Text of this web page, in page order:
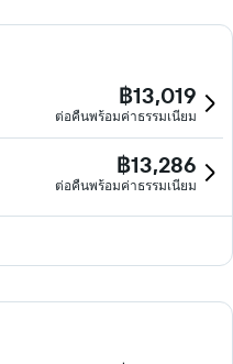
฿13,019
ต่อคืนพร้อมค่าธรรมเนียม
฿13,286
ต่อคืนพร้อมค่าธรรมเนียม